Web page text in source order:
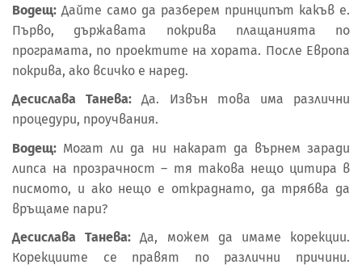
Водещ: Дайте само да разберем принципът какъв е.
Първо, държавата покрива плащанията по
програмата, по проектите на хората. После Европа
покрива, ако всичко е наред.
Десислава Танева: Да. Извън това има различни
процедури, проучвания.
Водещ: Могат ли да ни накарат да върнем заради
липса на прозрачност – тя такова нещо цитира в
писмото, и ако нещо е откраднато, да трябва да
връщаме пари?
Десислава Танева: Да, можем да имаме корекции.
Корекциите се правят по различни причини.